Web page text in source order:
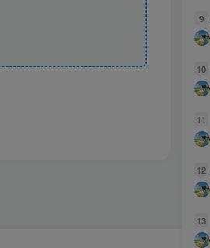
为客户提供账户信息查
卡管理、自助注册、我
9
10
11
12
13